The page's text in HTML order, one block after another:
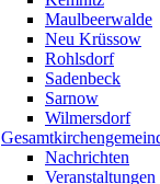
Maulbeerwalde
Neu Krüssow
Rohlsdorf
Sadenbeck
Sarnow
Wilmersdorf
Nachrichten
Veranstaltungen